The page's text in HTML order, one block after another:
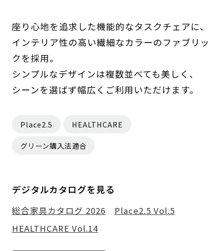
座り心地を追求した機能的なタスクチェアに、
インテリア性の高い繊細なカラーのファブリッ
クを採用。
シンプルなデザインは複数並べても美しく、
シーンを選ばず幅広くご利用いただけます。
Place2.5 HEALTHCARE
グリーン購入法適合
デジタルカタログを見る
総合家具カタログ 2026
Place2.5 Vol.5
HEALTHCARE Vol.14